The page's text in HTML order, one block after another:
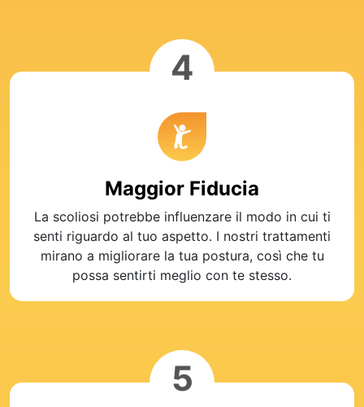
4
Maggior Fiducia
La scoliosi potrebbe influenzare il modo in cui ti
senti riguardo al tuo aspetto. I nostri trattamenti
mirano a migliorare la tua postura, così che tu
possa sentirti meglio con te stesso.
5